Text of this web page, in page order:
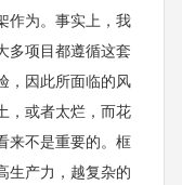
为。事实上，我
多项目都遵循这套
，因此所面临的风
，或者太烂，而花
来不是重要的。框
生产力，越复杂的